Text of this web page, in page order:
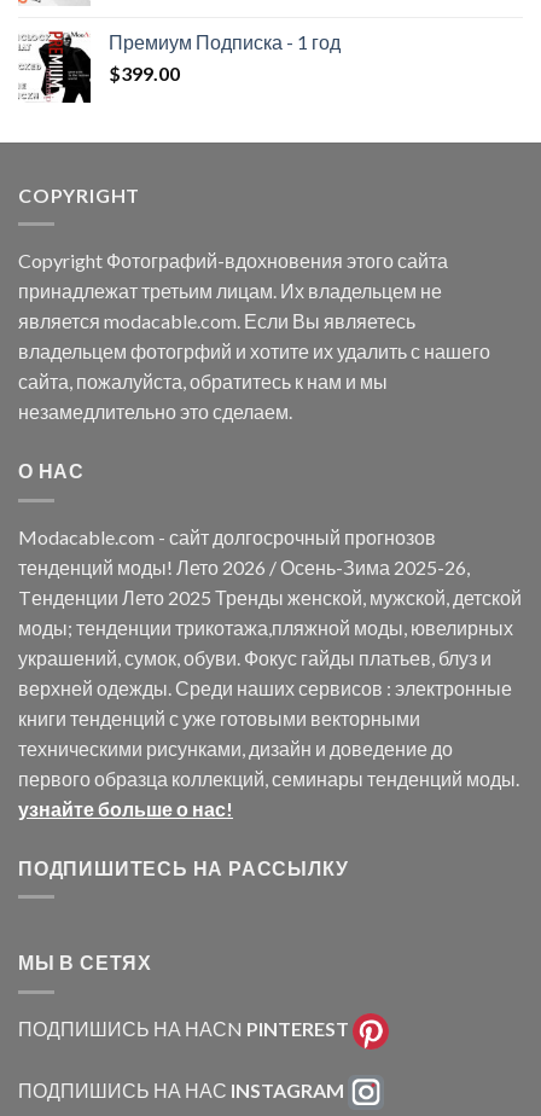
Премиум Подписка - 1 год
$399.00
COPYRIGHT
Copyright Фотографий-вдохновения этого сайта
принадлежат третьим лицам. Их владельцем не
является modacable.com. Если Вы являетесь
владельцем фотогрфий и хотите их удалить с нашего
сайта, пожалуйста, обратитесь к нам и мы
незамедлительно это сделаем.
О НАС
Modacable.com - сайт долгосрочный прогнозов
тенденций моды! Лето 2026 / Осень-Зима 2025-26,
Tенденции Лето 2025 Тренды женской, мужской, детской
моды; тенденции трикотажа,пляжной моды, ювелирных
украшений, сумок, обуви. Фокус гайды платьев, блуз и
верхней одежды. Среди наших сервисов : электронные
книги тенденций с уже готовыми векторными
техническими рисунками, дизайн и доведение до
первого образца коллекций, семинары тенденций моды.
узнайте больше о нас!
ПОДПИШИТЕСЬ НА РАССЫЛКУ
МЫ В СЕТЯХ
ПОДПИШИСЬ НА НАСN PINTEREST
ПОДПИШИСЬ НА НАС INSTAGRAM